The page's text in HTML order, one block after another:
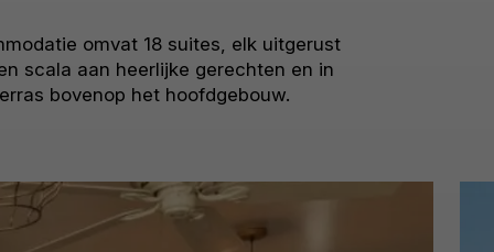
omvat 18 suites, elk uitgerust
scala aan heerlijke gerechten en in
bovenop het hoofdgebouw.